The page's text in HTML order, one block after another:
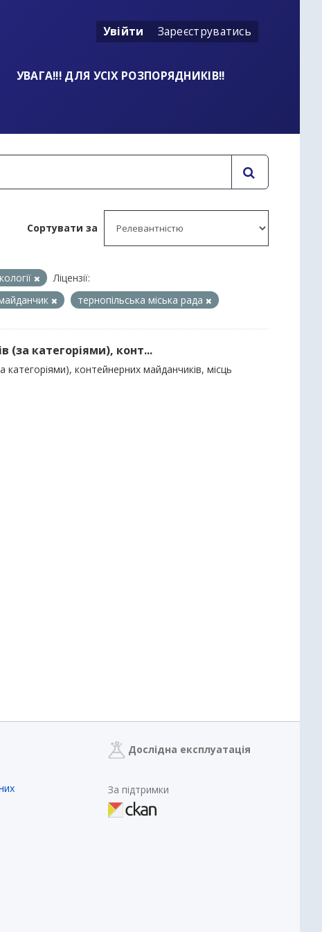
Увійти Зареєструватись
УВАГА!!! ДЛЯ УСІХ РОЗПОРЯДНИКІВ!!
Сортувати за
Ліцензії:
тернопільська міська рада
(за категоріями), конт...
категоріями), контейнерних майданчиків, місць
Дослідна експлуатація
За підтримки